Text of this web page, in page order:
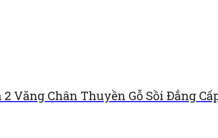
Văng Chân Thuyền Gỗ Sồi Đẳng